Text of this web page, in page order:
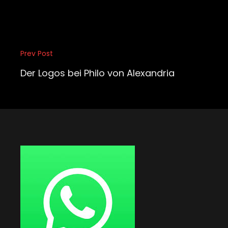
Beitragsnavigation
Previous
Post
Prev Post
Der Logos bei Philo von Alexandria